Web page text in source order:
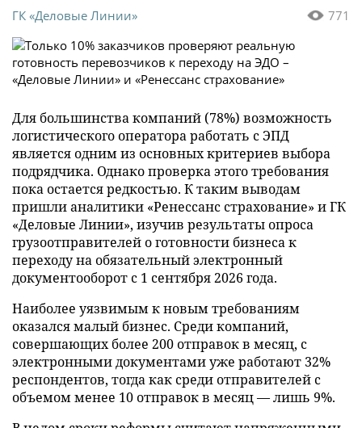
771
ГК «Деловые Линии»
Для большинства компаний (78%) возможность
логистического оператора работать с ЭПД
является одним из основных критериев выбора
подрядчика. Однако проверка этого требования
пока остается редкостью. К таким выводам
пришли аналитики «Ренессанс страхование» и ГК
«Деловые Линии», изучив результаты опроса
грузоотправителей о готовности бизнеса к
переходу на обязательный электронный
документооборот с 1 сентября 2026 года.
Наиболее уязвимым к новым требованиям
оказался малый бизнес. Среди компаний,
совершающих более 200 отправок в месяц, с
электронными документами уже работают 32%
респондентов, тогда как среди отправителей с
объемом менее 10 отправок в месяц — лишь 9%.